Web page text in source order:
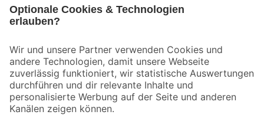
Der toom Newsletter: Keine Angebote und Aktionen mehr verpassen!
Zur Newsletter Anmeldung
Folge uns